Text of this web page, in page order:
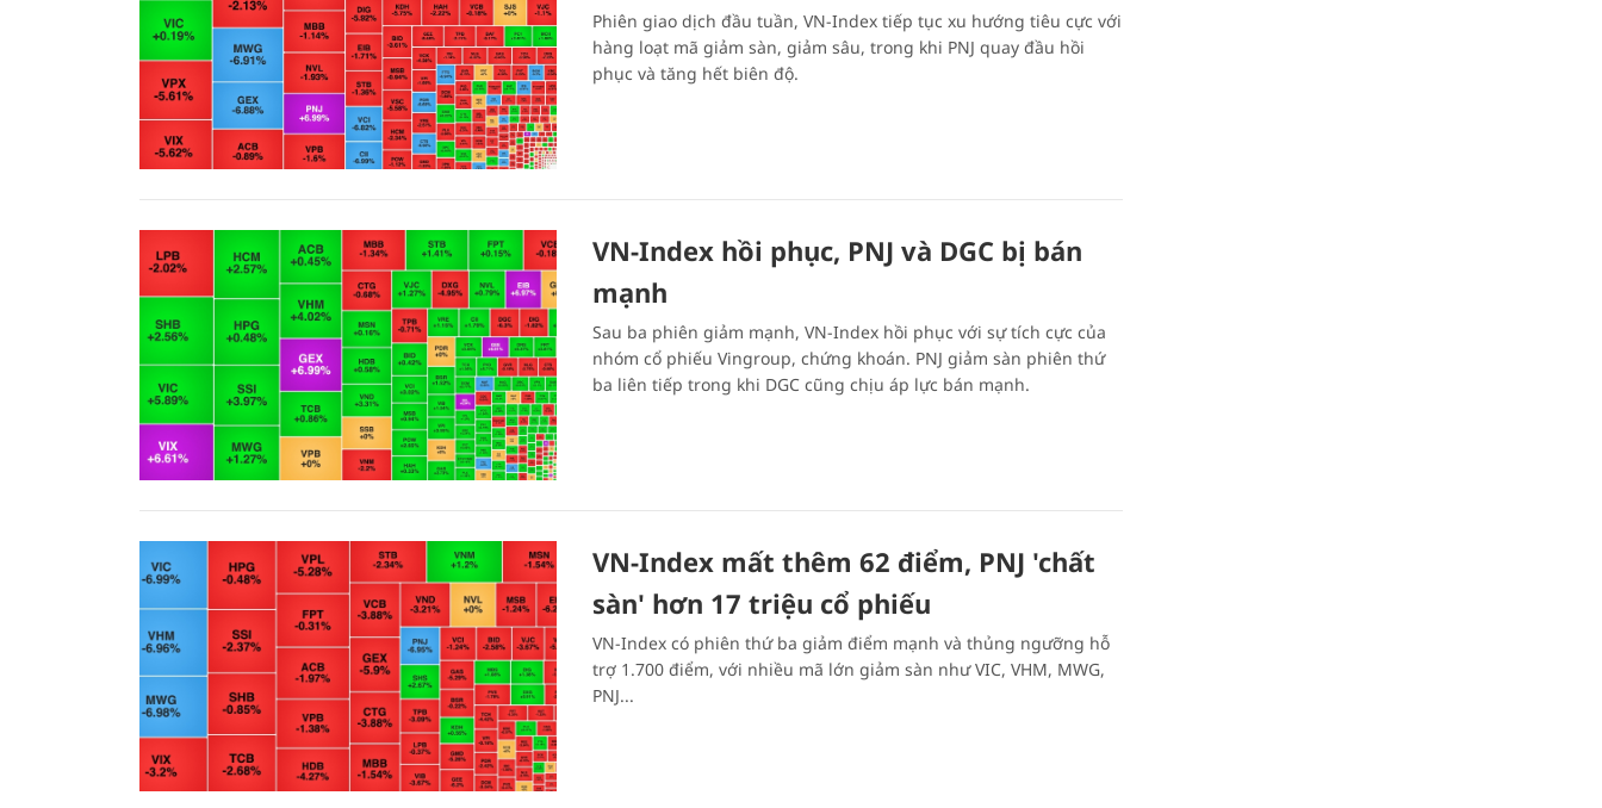
Phiên giao dịch đầu tuần, VN-Index tiếp tục xu hướng tiêu cực với
hàng loạt mã giảm sàn, giảm sâu, trong khi PNJ quay đầu hồi
phục và tăng hết biên độ.
VN-Index hồi phục, PNJ và DGC bị bán
mạnh
Sau ba phiên giảm mạnh, VN-Index hồi phục với sự tích cực của
nhóm cổ phiếu Vingroup, chứng khoán. PNJ giảm sàn phiên thứ
ba liên tiếp trong khi DGC cũng chịu áp lực bán mạnh.
VN-Index mất thêm 62 điểm, PNJ 'chất
sàn' hơn 17 triệu cổ phiếu
VN-Index có phiên thứ ba giảm điểm mạnh và thủng ngưỡng hỗ
trợ 1.700 điểm, với nhiều mã lớn giảm sàn như VIC, VHM, MWG,
PNJ...